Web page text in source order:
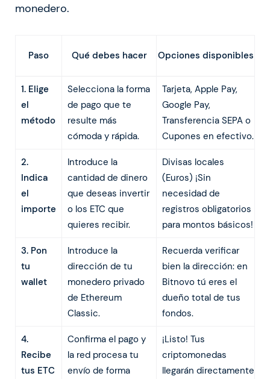
monedero.
Paso Qué debes hacer Opciones disponibles
1. Elige
el
método
Selecciona la forma
de pago que te
resulte más
cómoda y rápida.
Tarjeta, Apple Pay,
Google Pay,
Transferencia SEPA o
Cupones en efectivo.
2.
Indica
el
importe
Introduce la
cantidad de dinero
que deseas invertir
o los ETC que
quieres recibir.
Divisas locales
(Euros) ¡Sin
necesidad de
registros obligatorios
para montos básicos!
3. Pon
tu
wallet
Introduce la
dirección de tu
monedero privado
de Ethereum
Classic.
Recuerda verificar
bien la dirección: en
Bitnovo tú eres el
dueño total de tus
fondos.
4.
Recibe
tus ETC
Confirma el pago y
la red procesa tu
envío de forma
¡Listo! Tus
criptomonedas
llegarán directamente